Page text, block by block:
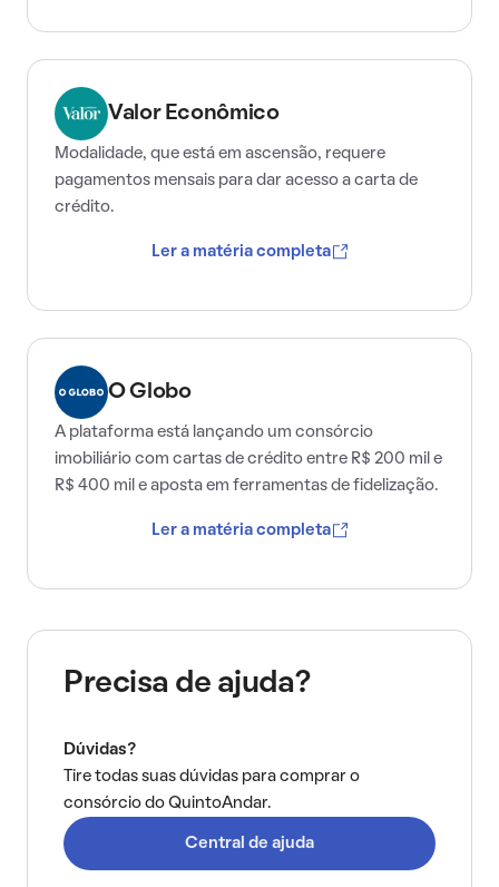
Valor Econômico
Modalidade, que está em ascensão, requere
pagamentos mensais para dar acesso a carta de
crédito.
Ler a matéria completa
O Globo
A plataforma está lançando um consórcio
imobiliário com cartas de crédito entre R$ 200 mil e
R$ 400 mil e aposta em ferramentas de fidelização.
Ler a matéria completa
Precisa de ajuda?
Dúvidas?
Tire todas suas dúvidas para comprar o
consórcio do QuintoAndar.
Central de ajuda